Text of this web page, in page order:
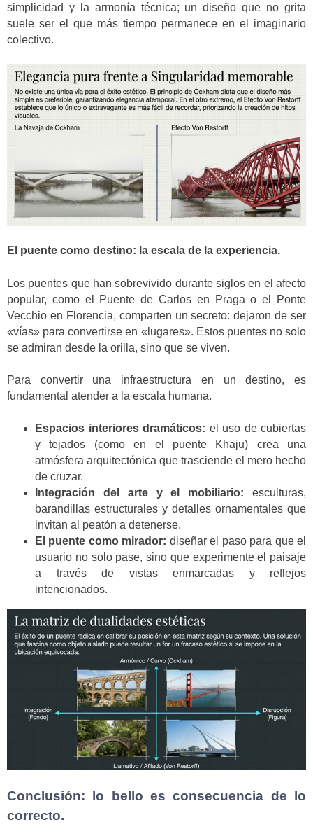
simplicidad y la armonía técnica; un diseño que no grita
suele ser el que más tiempo permanece en el imaginario
colectivo.
El puente como destino: la escala de la experiencia.
Los puentes que han sobrevivido durante siglos en el afecto
popular, como el Puente de Carlos en Praga o el Ponte
Vecchio en Florencia, comparten un secreto: dejaron de ser
«vías» para convertirse en «lugares». Estos puentes no solo
se admiran desde la orilla, sino que se viven.
Para convertir una infraestructura en un destino, es
fundamental atender a la escala humana.
Espacios interiores dramáticos: el uso de cubiertas
y tejados (como en el puente Khaju) crea una
atmósfera arquitectónica que trasciende el mero hecho
de cruzar.
Integración del arte y el mobiliario: esculturas,
barandillas estructurales y detalles ornamentales que
invitan al peatón a detenerse.
El puente como mirador: diseñar el paso para que el
usuario no solo pase, sino que experimente el paisaje
a través de vistas enmarcadas y reflejos
intencionados.
Conclusión: lo bello es consecuencia de lo
correcto.